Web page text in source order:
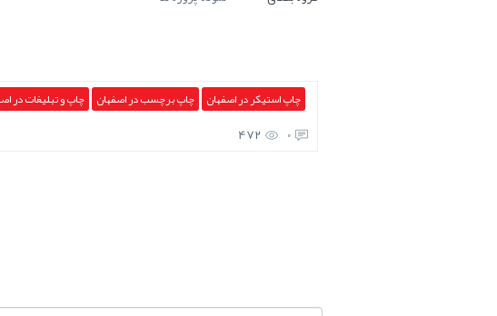
چاپ استیکر در اصفهان چاپ برچسب در اصفهان چاپ و تبلیغات در
0
472